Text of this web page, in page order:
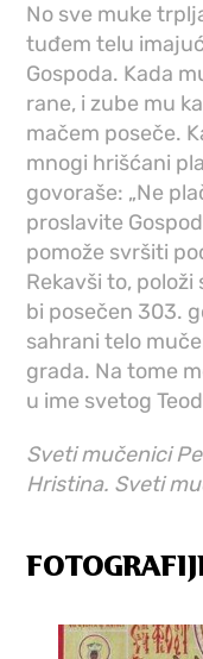
No sve muke
tuđem telu
Gospoda. Kada
rane, i zube mu
mačem poseče.
mnogi hrišćani
govoraše: „Ne
proslavite
pomože svršiti
Rekavši to,
bi posečen 303.
sahrani telo
grada. Na tome
u ime svetog
Sveti mučenici
Hristina. Sveti